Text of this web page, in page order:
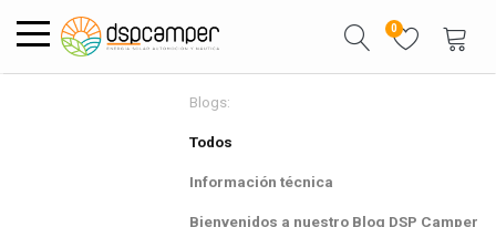
0
Blogs:
Todos
Información técnica
Bienvenidos a nuestro Blog DSP Camper